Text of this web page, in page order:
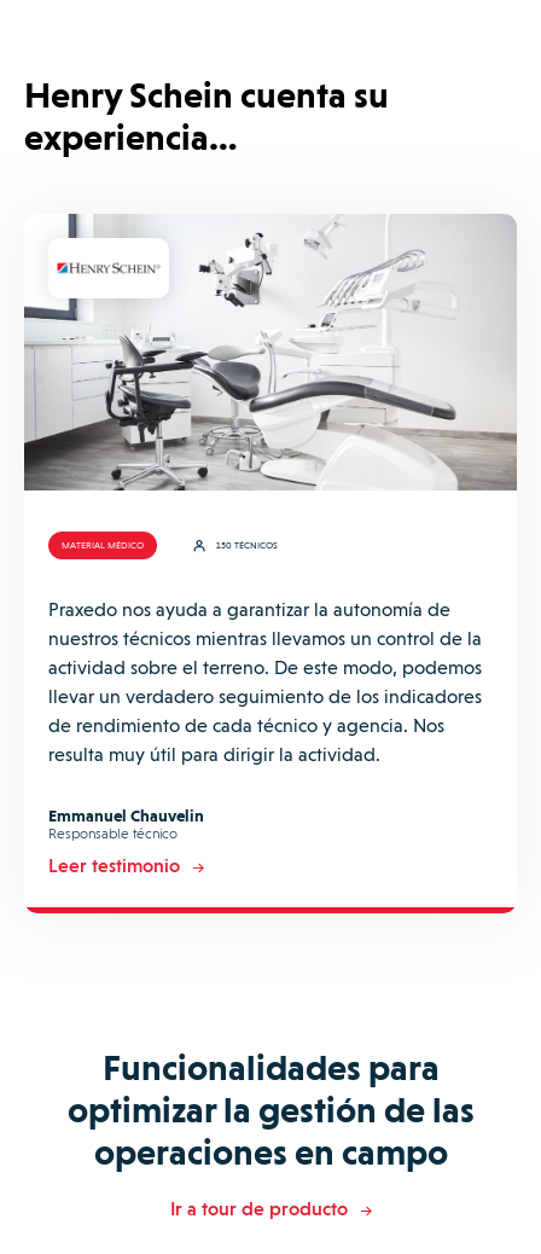
Henry Schein cuenta su
experiencia…
MATERIAL MÉDICO 150 TÉCNICOS
Praxedo nos ayuda a garantizar la autonomía de
nuestros técnicos mientras llevamos un control de la
actividad sobre el terreno. De este modo, podemos
llevar un verdadero seguimiento de los indicadores
de rendimiento de cada técnico y agencia. Nos
resulta muy útil para dirigir la actividad.
Emmanuel Chauvelin
Responsable técnico
Leer testimonio
Funcionalidades para
optimizar la gestión de las
operaciones en campo
Ir a tour de producto